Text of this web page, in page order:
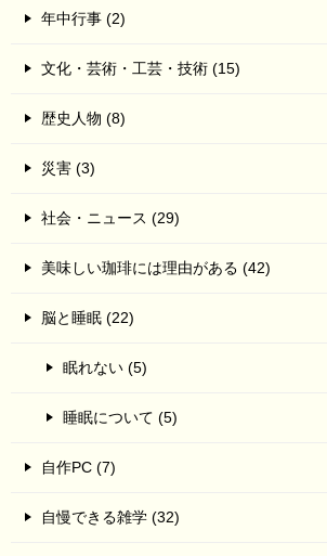
年中行事 (2)
文化・芸術・工芸・技術 (15)
歴史人物 (8)
災害 (3)
社会・ニュース (29)
美味しい珈琲には理由がある (42)
脳と睡眠 (22)
眠れない (5)
睡眠について (5)
自作PC (7)
自慢できる雑学 (32)